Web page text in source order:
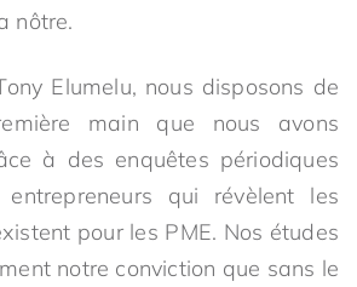
nôtre.
Elumelu, nous disposons de
main que nous avons
à des enquêtes périodiques
qui révèlent les
pour les PME. Nos études
notre conviction que sans le